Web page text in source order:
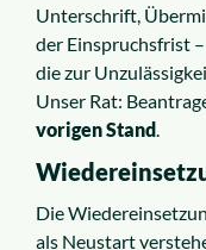
Unterschrift,
der Einspruchsfrist
die zur
Unser Rat:
vorigen Stand.
Die
als Neustart